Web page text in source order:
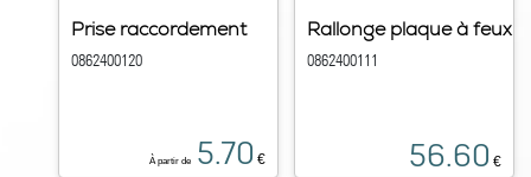
Prise raccordement
0862400120
À partir de 5.70 €
Rallonge plaque à feux
0862400111
56.60 €